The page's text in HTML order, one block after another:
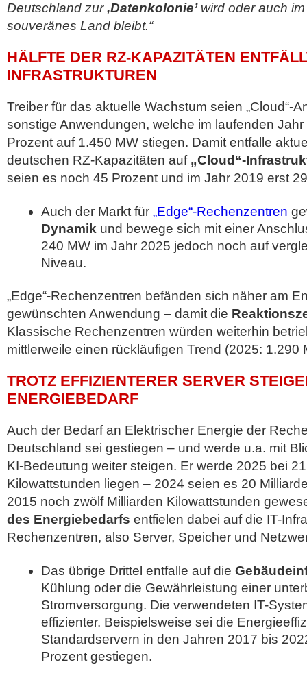
Deutschland zur,Datenkolonie’wird oder auch
souveränes Land bleibt.“
HÄLFTE DER RZ-KAPAZITÄTEN
INFRASTRUKTUREN
Treiber für das aktuelle Wachstum seien „Cloud“-
sonstige Anwendungen, welche im laufenden
Prozent auf 1.450 MW stiegen. Damit entfalle
deutschen RZ-Kapazitäten auf „Cloud“-
seien es noch 45 Prozent und im Jahr 2019 erst
Auch der Markt für „Edge“-Rechenzentren
Dynamik und bewege sich mit einer
240 MW im Jahr 2025 jedoch noch auf
Niveau.
„Edge“-Rechenzentren befänden sich näher am
gewünschten Anwendung – damit die
Klassische Rechenzentren würden weiterhin
mittlerweile einen rückläufigen Trend (2025: 1.290
TROTZ EFFIZIENTERER SERVER
ENERGIEBEDARF
Auch der Bedarf an Elektrischer Energie der
Deutschland sei gestiegen – und werde u.a. mit
KI-Bedeutung weiter steigen. Er werde 2025 bei
Kilowattstunden liegen – 2024 seien es 20
2015 noch zwölf Milliarden Kilowattstunden
des Energiebedarfs entfielen dabei auf die IT-
Rechenzentren, also Server, Speicher und
Das übrige Drittel entfalle auf die
Kühlung oder die Gewährleistung einer
Stromversorgung. Die verwendeten IT-
effizienter. Beispielsweise sei die
Standardservern in den Jahren 2017 bis
Prozent gestiegen.